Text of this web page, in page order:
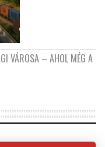
VÁROSA – AHOL MÉG A